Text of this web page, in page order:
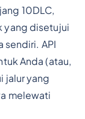
10DLC,
yang disetujui
sendiri. API
Anda (atau,
jalur yang
melewati